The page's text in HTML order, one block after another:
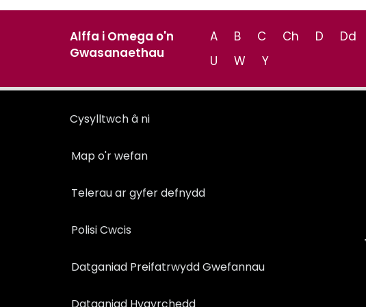
Alffa i Omega o'n
Gwasanaethau
A B C Ch D Dd
U
W Y
Cysylltwch â ni
Map o'r wefan
Telerau ar gyfer defnydd
Polisi Cwcis
Datganiad Preifatrwydd Gwefannau